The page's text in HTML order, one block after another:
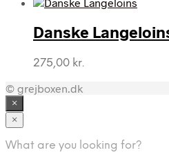
Danske
275,00 kr.
© grejboxen.dk
×
×
What are you looking for?